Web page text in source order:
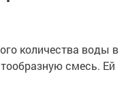
количества воды в
смесь. Ей